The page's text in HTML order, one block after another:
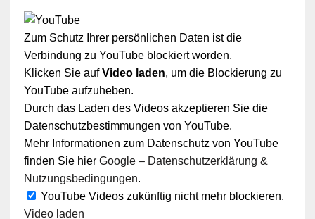
Zum Schutz Ihrer persönlichen Daten ist die
Verbindung zu YouTube blockiert worden.
Klicken Sie aufVideo laden, um die Blockierung zu
YouTube aufzuheben.
Durch das Laden des Videos akzeptieren Sie die
Datenschutzbestimmungen von YouTube.
Mehr Informationen zum Datenschutz von YouTube
finden Sie hier Google – Datenschutzerklärung &
Nutzungsbedingungen.
YouTube Videos zukünftig nicht mehr blockieren.
Video laden